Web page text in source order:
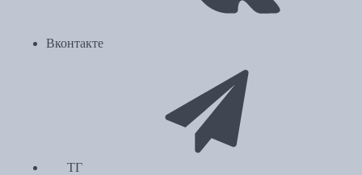
Вконтакте
ТГ